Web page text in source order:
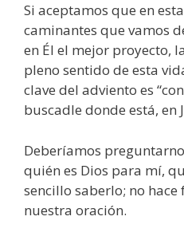
Si aceptamos que en
caminantes que vamos
en Él el mejor proyecto,
pleno sentido de esta
clave del adviento es
buscadle donde está, en
Deberíamos
quién es Dios para mí,
sencillo saberlo; no
nuestra oración.